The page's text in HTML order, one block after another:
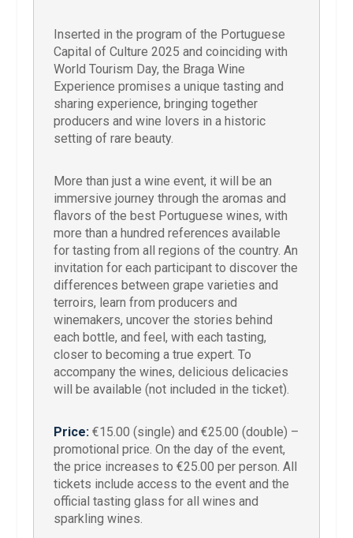
Inserted in the program of the Portuguese
Capital of Culture 2025 and coinciding with
World Tourism Day, the Braga Wine
Experience promises a unique tasting and
sharing experience, bringing together
producers and wine lovers in a historic
setting of rare beauty.
More than just a wine event, it will be an
immersive journey through the aromas and
flavors of the best Portuguese wines, with
more than a hundred references available
for tasting from all regions of the country. An
invitation for each participant to discover the
differences between grape varieties and
terroirs, learn from producers and
winemakers, uncover the stories behind
each bottle, and feel, with each tasting,
closer to becoming a true expert. To
accompany the wines, delicious delicacies
will be available (not included in the ticket).
Price: €15.00 (single) and €25.00 (double) –
promotional price. On the day of the event,
the price increases to €25.00 per person. All
tickets include access to the event and the
official tasting glass for all wines and
sparkling wines.